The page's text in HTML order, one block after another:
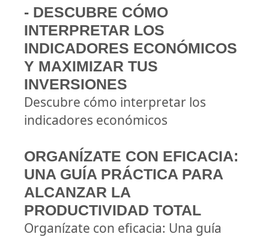
- DESCUBRE CÓMO
INTERPRETAR LOS
INDICADORES ECONÓMICOS
Y MAXIMIZAR TUS
INVERSIONES
Descubre cómo interpretar los
indicadores económicos
ORGANÍZATE CON EFICACIA:
UNA GUÍA PRÁCTICA PARA
ALCANZAR LA
PRODUCTIVIDAD TOTAL
Organízate con eficacia: Una guía